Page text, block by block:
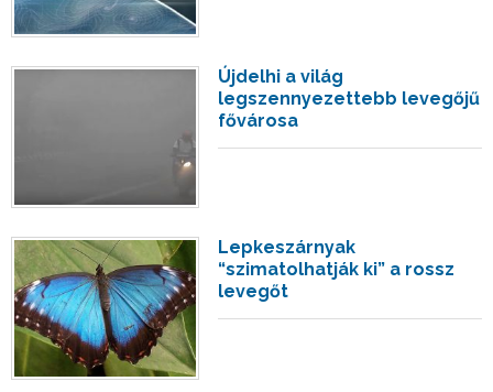
Újdelhi a világ
legszennyezettebb levegőjű
fővárosa
Lepkeszárnyak
“szimatolhatják ki” a rossz
levegőt